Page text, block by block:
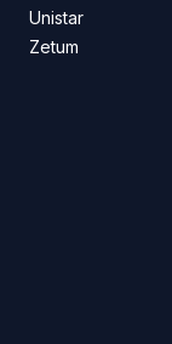
Unistar
Zetum